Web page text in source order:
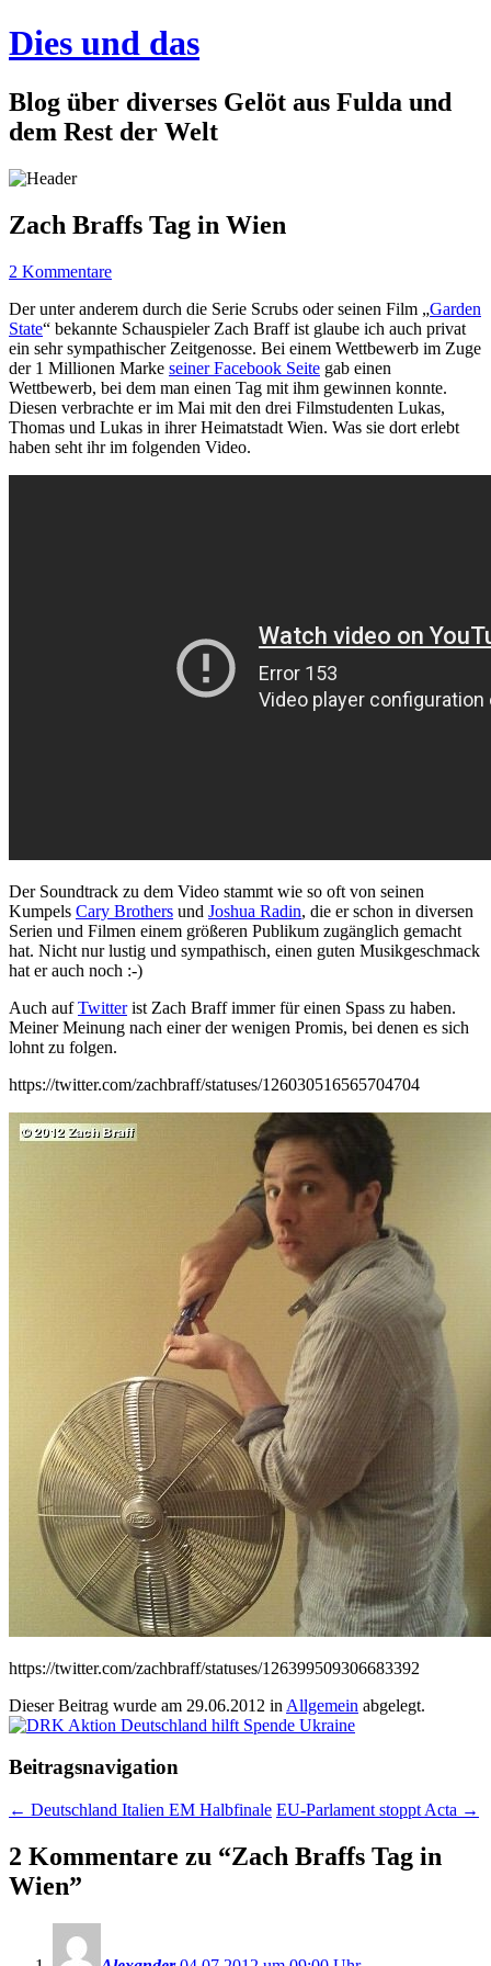
Dies und das
Blog über diverses Gelöt aus Fulda und
dem Rest der Welt
Zach Braffs Tag in Wien
2 Kommentare
Der unter anderem durch die Serie Scrubs oder seinen Film „Garden
State“ bekannte Schauspieler Zach Braff ist glaube ich auch privat
ein sehr sympathischer Zeitgenosse. Bei einem Wettbewerb im Zuge
der 1 Millionen Marke seiner Facebook Seite gab einen
Wettbewerb, bei dem man einen Tag mit ihm gewinnen konnte.
Diesen verbrachte er im Mai mit den drei Filmstudenten Lukas,
Thomas und Lukas in ihrer Heimatstadt Wien. Was sie dort erlebt
haben seht ihr im folgenden Video.
Der Soundtrack zu dem Video stammt wie so oft von seinen
Kumpels Cary Brothers und Joshua Radin, die er schon in diversen
Serien und Filmen einem größeren Publikum zugänglich gemacht
hat. Nicht nur lustig und sympathisch, einen guten Musikgeschmack
hat er auch noch :-)
Auch aufTwitterist Zach Braff immer für einen Spass zu haben.
Meiner Meinung nach einer der wenigen Promis, bei denen es sich
lohnt zu folgen.
https://twitter.com/zachbraff/statuses/126030516565704704
https://twitter.com/zachbraff/statuses/126399509306683392
Dieser Beitrag wurde am 29.06.2012 in Allgemein abgelegt.
Beitragsnavigation
← Deutschland Italien EM Halbfinale EU-Parlament stoppt Acta →
2 Kommentare zu “Zach Braffs Tag in
Wien”